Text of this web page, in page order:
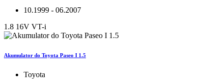
10.1999 - 06.2007
1.8 16V VT-i
Akumulator do Toyota Paseo I 1.5
Toyota